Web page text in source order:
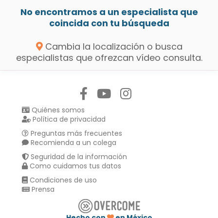
No encontramos a un especialista que
coincida con tu búsqueda
Cambia la localización o busca
especialistas que ofrezcan vídeo consulta.
Quiénes somos
Política de privacidad
Preguntas más frecuentes
Recomienda a un colega
Seguridad de la información
Como cuidamos tus datos
Condiciones de uso
Prensa